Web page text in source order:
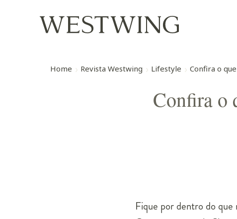
Home Revista Westwing Lifestyle Confira o
Confira o
Fique por dentro do que